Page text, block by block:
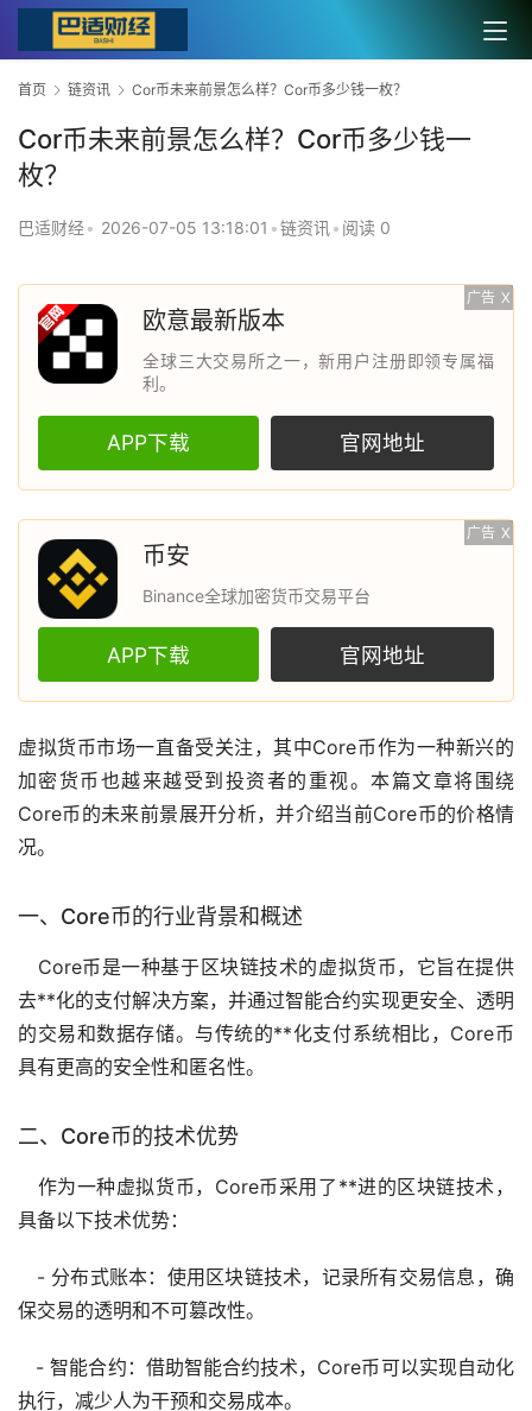
首页 链资讯 Cor币未来前景怎么样？Cor币多少钱一枚？
Cor币未来前景怎么样？Cor币多少钱一
枚？
巴适财经• 2026-07-05 13:18:01 •链资讯 • 阅读 0
广告 X
欧意最新版本
全球三大交易所之一，新用户注册即领专属福
利。
APP下载 官网地址
广告 X
币安
Binance全球加密货币交易平台
APP下载 官网地址
虚拟货币市场一直备受关注，其中Core币作为一种新兴的
加密货币也越来越受到投资者的重视。本篇文章将围绕
Core币的未来前景展开分析，并介绍当前Core币的价格情
况。
一、Core币的行业背景和概述
Core币是一种基于区块链技术的虚拟货币，它旨在提供
去**化的支付解决方案，并通过智能合约实现更安全、透明
的交易和数据存储。与传统的**化支付系统相比，Core币
具有更高的安全性和匿名性。
二、Core币的技术优势
作为一种虚拟货币，Core币采用了**进的区块链技术，
具备以下技术优势：
- 分布式账本：使用区块链技术，记录所有交易信息，确
保交易的透明和不可篡改性。
- 智能合约：借助智能合约技术，Core币可以实现自动化
执行，减少人为干预和交易成本。